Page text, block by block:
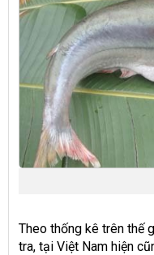
Theo thống kê trên thế
tra, tại Việt Nam hiện